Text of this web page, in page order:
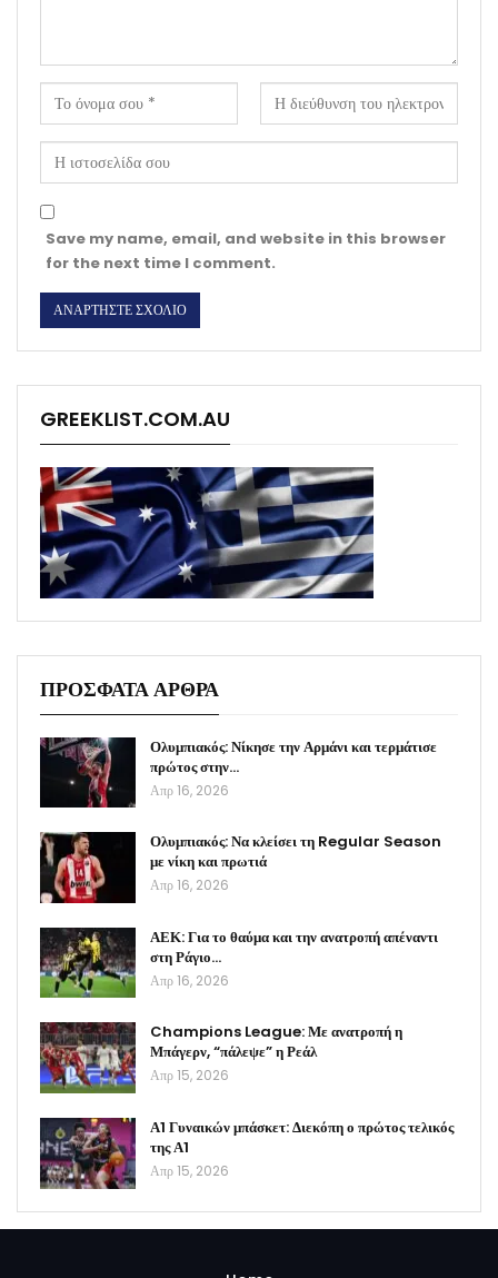
Save my name, email, and website in this browser
for the next time I comment.
GREEKLIST.COM.AU
ΠΡΟΣΦΑΤΑ ΑΡΘΡΑ
Ολυμπιακός: Νίκησε την Αρμάνι και τερμάτισε
πρώτος στην…
Απρ 16, 2026
Ολυμπιακός: Να κλείσει τη Regular Season
με νίκη και πρωτιά
Απρ 16, 2026
ΑΕΚ: Για το θαύμα και την ανατροπή απέναντι
στη Ράγιο…
Απρ 16, 2026
Champions League: Με ανατροπή η
Μπάγερν, “πάλεψε” η Ρεάλ
Απρ 15, 2026
Α1 Γυναικών μπάσκετ: Διεκόπη ο πρώτος τελικός
της Α1
Απρ 15, 2026